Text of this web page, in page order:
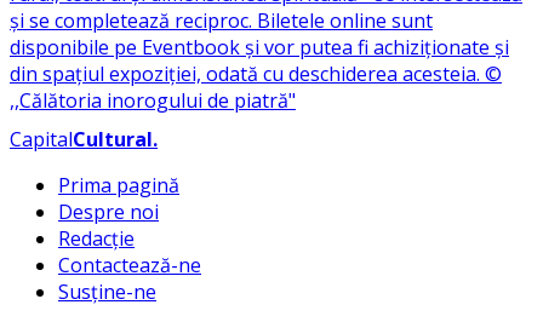
CapitalCultural.
Prima pagină
Despre noi
Redacție
Contactează-ne
Susține-ne